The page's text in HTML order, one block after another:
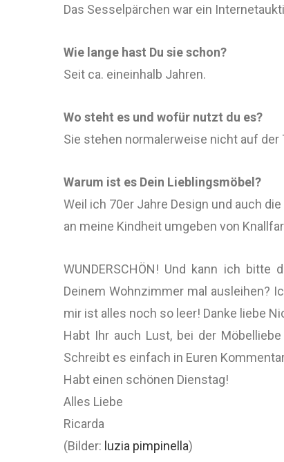
Das Sesselpärchen war ein
Wie lange hast Du sie schon?
Seit ca. eineinhalb Jahren.
Wo steht es und wofür nutzt du es?
Sie stehen normalerweise nicht auf
Warum ist es Dein Lieblingsmöbel?
Weil ich 70er Jahre Design und auch
an meine Kindheit umgeben von
WUNDERSCHÖN! Und kann ich
Deinem Wohnzimmer mal ausleihen?
mir ist alles noch so leer! Danke liebe
Habt Ihr auch Lust, bei der
Schreibt es einfach in Euren
Habt einen schönen Dienstag!
Alles Liebe
Ricarda
(Bilder: luzia pimpinella)